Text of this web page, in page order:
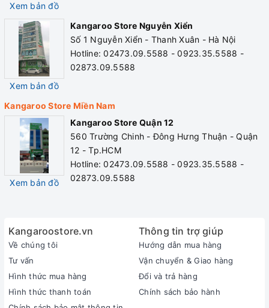
An toàn khi sử dụng
Máy sưởi KGAH06G còn có khả năng chống cháy nổ và bảo
vệ tự động ngắt quá nhiệt thông minh. Lưới bảo vệ ngăn
cách bộ phận sưởi với người dùng đảm bảo an toàn. Tính
năng tự ngắt khi bị nghiêng đổ an toàn tuyệt đối khi sử
dụng trong gia đình có trẻ nhỏ
Xem bản đồ
Xem bản đồ
Kangaroo Store Nguyễn Xiển
Số 1 Nguyễn Xiển - Thanh Xuân - Hà Nội
Hotline: 02473.09.5588 - 0923.35.5588 -
02873.09.5588
Kangaroo Store Miền Nam
Xem bản đồ
Kangaroo Store Quận 12
560 Trường Chinh - Đông Hưng Thuận - Quận
12 - Tp.HCM
Hotline: 02473.09.5588 - 0923.35.5588 -
02873.09.5588
Kangaroostore.vn
Về chúng tôi
Tư vấn
Hình thức mua hàng
Hình thức thanh toán
Thông tin trợ giúp
Hướng dẫn mua hàng
Vận chuyển & Giao hàng
Đổi và trả hàng
Chính sách bảo hành